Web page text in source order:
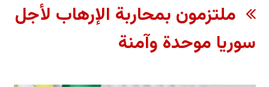
ملتزمون بمحاربة الإرهاب لأجل
سوريا موحدة وآمنة